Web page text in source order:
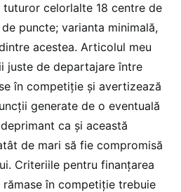
celorlalte 18 centre de
puncte; varianta minimală,
acestea. Articolul meu
juste de departajare între
în competiție și avertizează
generate de o eventuală
ca și această
de mari să fie compromisă
Criteriile pentru finanțarea
în competiție trebuie